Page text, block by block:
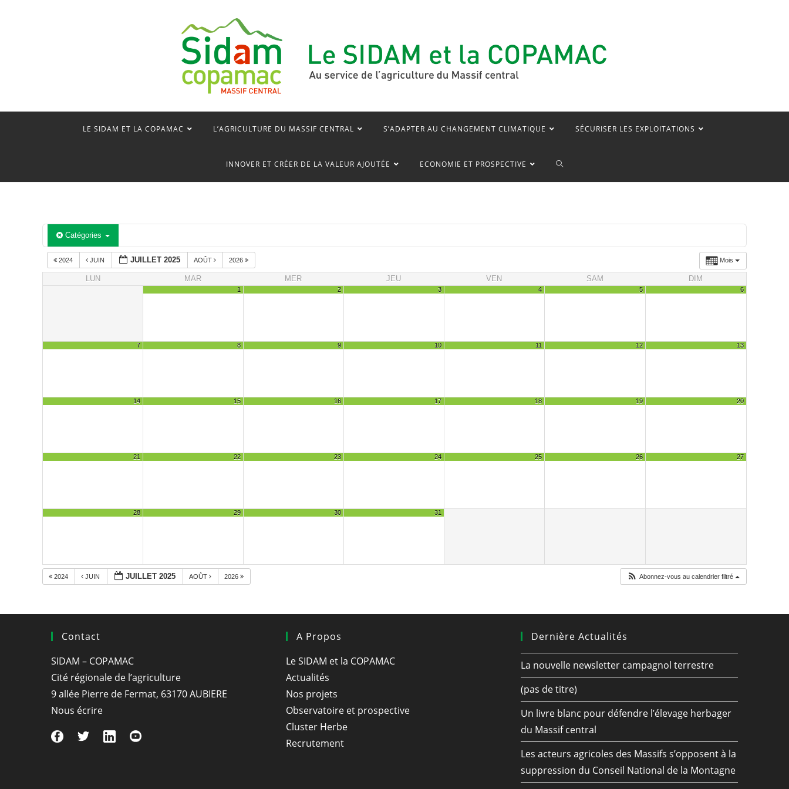
LE SIDAM ET LA COPAMAC L’AGRICULTURE DU MASSIF CENTRAL S’ADAPTER AU CHANGEMENT CLIMATIQUE SÉCURISER LES EXPLOITATIONS
INNOVER ET CRÉER DE LA VALEUR AJOUTÉE ECONOMIE ET PROSPECTIVE TOGGLE
Catégories
Mois
2024 JUIN JUILLET 2025 AOÛT 2026
LUN MAR MER JEU VEN SAM DIM
1 2 3 4 5 6
7 8 9 10 11 12 13
14 15 16 17 18 19 20
21 22 23 24 25 26 27
28 29 30 31
2024 JUIN JUILLET 2025 AOÛT 2026 Abonnez-vous au calendrier filtré
Contact
SIDAM – COPAMAC
Cité régionale de l’agriculture
9 allée Pierre de Fermat, 63170 AUBIERE
Nous écrire
A Propos
Le SIDAM et la COPAMAC
Actualités
Nos projets
Observatoire et prospective
Cluster Herbe
Recrutement
Dernière Actualités
La nouvelle newsletter campagnol terrestre
(pas de titre)
Un livre blanc pour défendre l’élevage herbager
du Massif central
Les acteurs agricoles des Massifs s’opposent à la
suppression du Conseil National de la Montagne